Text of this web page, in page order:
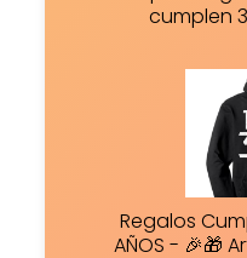
cumplen
Regalos
AÑOS - 🎉🎁